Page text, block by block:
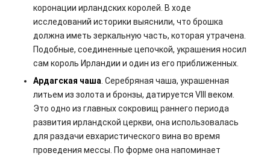
коронации ирландских королей. В ходе
исследований историки выяснили, что брошка
должна иметь зеркальную часть, которая утрачена.
Подобные, соединенные цепочкой, украшения носил
сам король Ирландии и один из его приближенных.
Ардагская чаша. Серебряная чаша, украшенная
литьем из золота и бронзы, датируется VIII веком.
Это одно из главных сокровищ раннего периода
развития ирландской церкви, она использовалась
для раздачи евхаристического вина во время
проведения мессы. По форме она напоминает